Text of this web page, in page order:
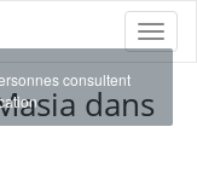
Toggle
dans
×
consultent